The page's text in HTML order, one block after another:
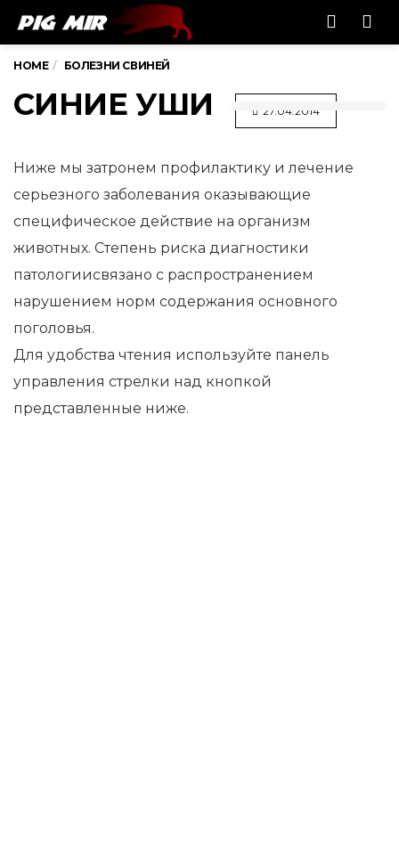
HOME БОЛЕЗНИ СВИНЕЙ
СИНИЕ УШИ 27.04.2014
Ниже мы затронем профилактику и лечение
серьезного заболевания оказывающие
специфическое действие на организм
животных. Степень риска диагностики
патологиисвязано с распространением
нарушением норм содержания основного
поголовья.
Для удобства чтения используйте панель
управления стрелки над кнопкой
представленные ниже.